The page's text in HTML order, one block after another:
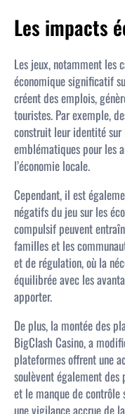
Les impacts
Les jeux, notamment les
économique significatif
créent des emplois,
touristes. Par exemple,
construit leur identité sur
emblématiques pour les
l’économie locale.
Cependant, il est
négatifs du jeu sur les
compulsif peuvent
familles et les
et de régulation, où la
équilibrée avec les
apporter.
De plus, la montée des
BigClash Casino, a
plateformes offrent une
soulèvent également des
et le manque de contrôle
une vigilance accrue de